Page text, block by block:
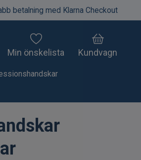
betalning med Klarna Checkout
Min önskelista Kundvagn